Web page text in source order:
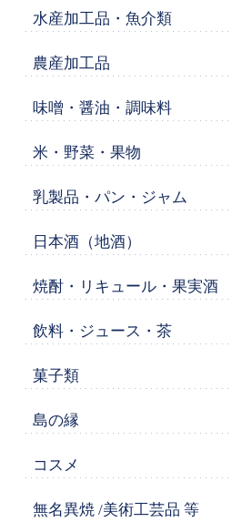
水産加工品・魚介類
農産加工品
味噌・醤油・調味料
米・野菜・果物
乳製品・パン・ジャム
日本酒（地酒）
焼酎・リキュール・果実酒
飲料・ジュース・茶
菓子類
島の縁
コスメ
無名異焼 /美術工芸品 等